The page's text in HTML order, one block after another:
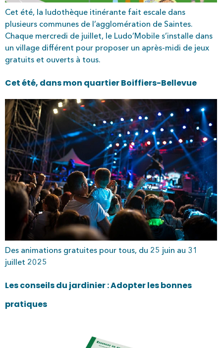
Cet été, la ludothèque itinérante fait escale dans
plusieurs communes de l’agglomération de Saintes.
Chaque mercredi de juillet, le Ludo’Mobile s’installe dans
un village différent pour proposer un après-midi de jeux
gratuits et ouverts à tous.
Cet été, dans mon quartier Boiffiers-Bellevue
Des animations gratuites pour tous, du 25 juin au 31
juillet 2025
Les conseils du jardinier : Adopter les bonnes
pratiques